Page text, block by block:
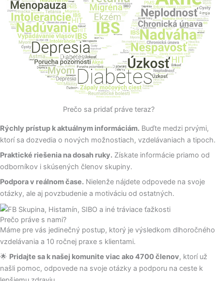
Prečo sa pridať práve teraz?
Rýchly prístup k aktuálnym informáciám. Buďte medzi prvými,
ktorí sa dozvedia o nových možnostiach, vzdelávaniach a tipoch.
Praktické riešenia na dosah ruky. Získate informácie priamo od
odborníkov i skúsených členov skupiny.
Podpora v reálnom čase. Nielenže nájdete odpovede na svoje
otázky, ale aj povzbudenie a motiváciu od ostatných.
Prečo práve s nami?
Máme pre vás jedinečný postup, ktorý je výsledkom dlhoročného
vzdelávania a 10 ročnej praxe s klientami.
🌟 Pridajte sa k našej komunite viac ako 4700 členov, ktorí už
našli pomoc, odpovede na svoje otázky a podporu na ceste k